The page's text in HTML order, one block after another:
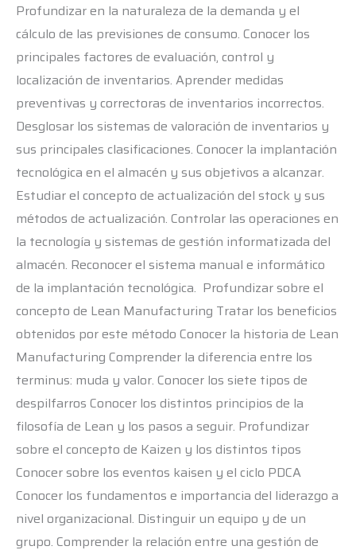
Profundizar en la naturaleza de la demanda y el
cálculo de las previsiones de consumo. Conocer los
principales factores de evaluación, control y
localización de inventarios. Aprender medidas
preventivas y correctoras de inventarios incorrectos.
Desglosar los sistemas de valoración de inventarios y
sus principales clasificaciones. Conocer la implantación
tecnológica en el almacén y sus objetivos a alcanzar.
Estudiar el concepto de actualización del stock y sus
métodos de actualización. Controlar las operaciones en
la tecnología y sistemas de gestión informatizada del
almacén. Reconocer el sistema manual e informático
de la implantación tecnológica. Profundizar sobre el
concepto de Lean Manufacturing Tratar los beneficios
obtenidos por este método Conocer la historia de Lean
Manufacturing Comprender la diferencia entre los
terminus: muda y valor. Conocer los siete tipos de
despilfarros Conocer los distintos principios de la
filosofía de Lean y los pasos a seguir. Profundizar
sobre el concepto de Kaizen y los distintos tipos
Conocer sobre los eventos kaisen y el ciclo PDCA
Conocer los fundamentos e importancia del liderazgo a
nivel organizacional. Distinguir un equipo y de un
grupo. Comprender la relación entre una gestión de